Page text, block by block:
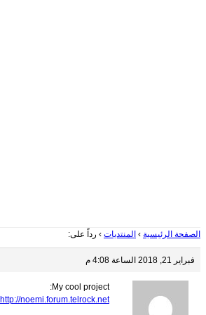
الصفحة الرئيسية › المنتديات › رداً على:
فبراير 21, 2018 الساعة 4:08 م
My cool project:
http://noemi.forum.telrock.net